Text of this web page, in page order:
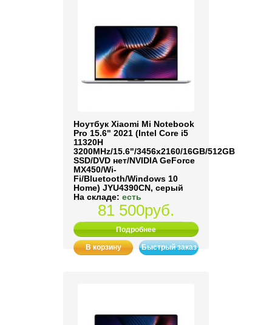
Ноутбук Xiaomi Mi Notebook
Pro 15.6" 2021 (Intel Core i5
11320H
3200MHz/15.6"/3456x2160/16GB/512GB
SSD/DVD нет/NVIDIA GeForce
MX450/Wi-
Fi/Bluetooth/Windows 10
Home) JYU4390CN, серый
На складе: есть
81 500руб.
Подробнее
В корзину Быстрый заказ